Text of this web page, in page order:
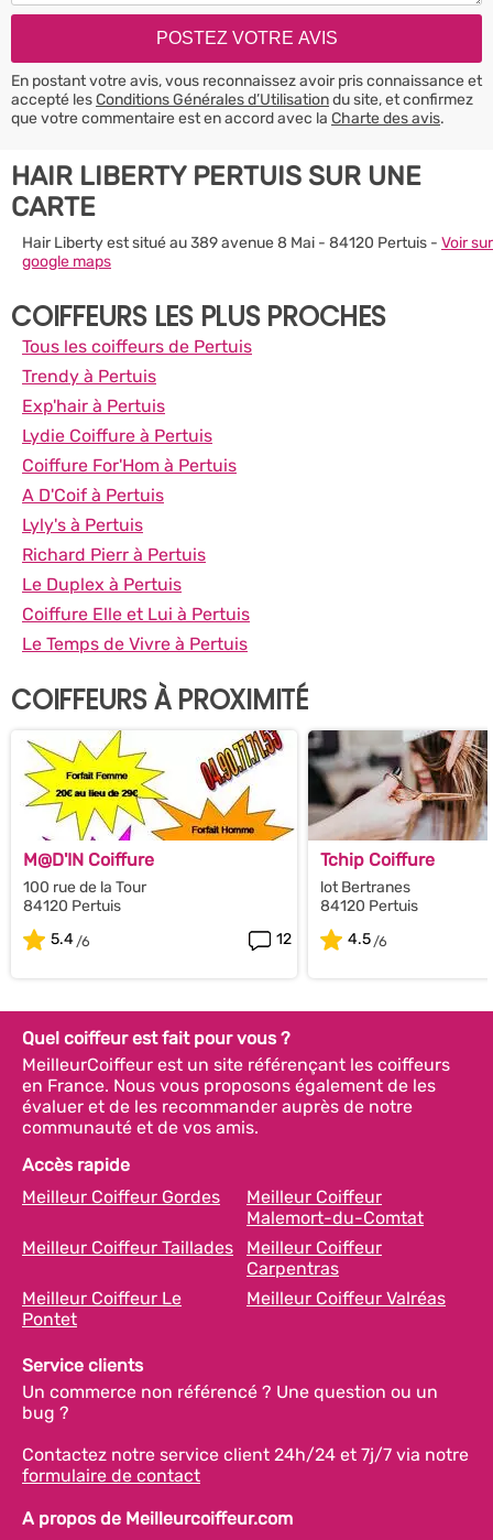
En postant votre avis, vous reconnaissez avoir pris connaissance et
accepté lesConditions Générales d’Utilisationdu site, et confirmez
que votre commentaire est en accord avec la Charte des avis.
HAIR LIBERTY PERTUIS SUR UNE
CARTE
Hair Liberty est situé au 389 avenue 8 Mai - 84120 Pertuis - Voir sur
google maps
COIFFEURS LES PLUS PROCHES
Tous les coiffeurs de Pertuis
Trendy à Pertuis
Exp'hair à Pertuis
Lydie Coiffure à Pertuis
Coiffure For'Hom à Pertuis
A D'Coif à Pertuis
Lyly's à Pertuis
Richard Pierr à Pertuis
Le Duplex à Pertuis
Coiffure Elle et Lui à Pertuis
Le Temps de Vivre à Pertuis
COIFFEURS À PROXIMITÉ
M@D'IN Coiffure
100 rue de la Tour
84120 Pertuis
5.4
12
Tchip Coiffure
lot Bertranes
84120 Pertuis
4.5
Quel coiffeur est fait pour vous ?
MeilleurCoiffeur est un site référençant les coiffeurs
en France. Nous vous proposons également de les
évaluer et de les recommander auprès de notre
communauté et de vos amis.
Accès rapide
Meilleur Coiffeur Gordes
Meilleur Coiffeur
Malemort-du-Comtat
Meilleur Coiffeur Taillades
Meilleur Coiffeur
Carpentras
Meilleur Coiffeur Le
Pontet
Meilleur Coiffeur Valréas
Service clients
Un commerce non référencé ? Une question ou un
bug ?
Contactez notre service client 24h/24 et 7j/7 via notre
formulaire de contact
A propos de Meilleurcoiffeur.com